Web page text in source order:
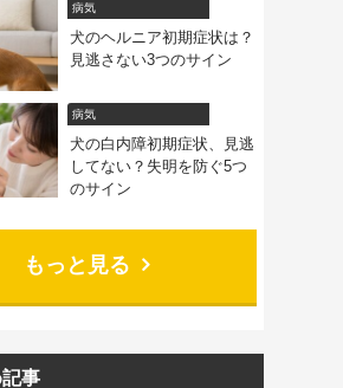
病気
犬のヘルニア初期症状は？
見逃さない3つのサイン
病気
犬の白内障初期症状、見逃
してない？失明を防ぐ5つ
のサイン
もっと見る
事